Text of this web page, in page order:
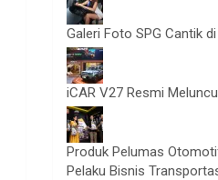
Galeri Foto SPG Cantik
iCAR V27 Resmi
Produk Pelumas
Pelaku Bisnis